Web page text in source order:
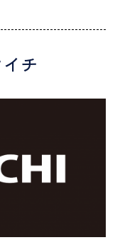
チ